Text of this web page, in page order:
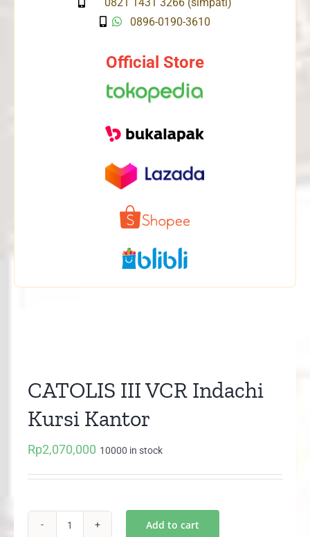
0896-0190-3610
Official Store
CATOLIS III VCR Indachi
Kursi Kantor
Rp2,070,000 10000 in stock
Add to cart